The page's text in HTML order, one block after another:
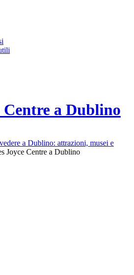
Centre a Dublino
a Dublino: attrazioni, musei e
Joyce Centre a Dublino